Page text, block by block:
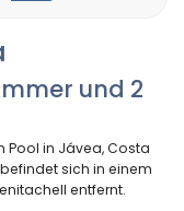
und 2
in Jávea, Costa
sich in einem
entfernt.